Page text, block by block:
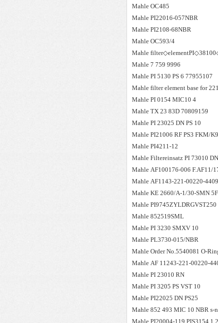
Mahle OC485
Mahle PI22016-057NBR
Mahle PI2108-68NBR
Mahle OC593/4
Mahle
Mahle 7 759 9996
Mahle PI 5130 PS 6 77955107
Mahle filter element base for
Mahle PI 0154 MIC10 4
Mahle TX 23 83D 70809159
Mahle PI 23025 DN PS 10
Mahle PI21006 RF PS3 FKM/
Mahle PI4211-12
Mahle Filtereinsatz PI 73010
Mahle AF100176-006 F.AF11/
Mahle AF1143-221-00220-4409
Mahle KE 2660/A-1/30-SMN
Mahle PI9745ZYLDRGVST250
Mahle 852519SML
Mahle PI 3230 SMXV 10
Mahle PL3730-015/NBR
Mahle Order No.5540081 O-
Mahle AF 11243-221-00220-
Mahle PI 23010 RN
Mahle PI 3205 PS VST 10
Mahle PI22025 DN PS25
Mahle 852 493 MIC 10 NBR s-
Mahle PI20004-